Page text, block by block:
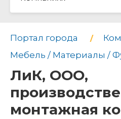
Портал города
Мебель / Материалы /
ЛиК, ООО,
монтажная